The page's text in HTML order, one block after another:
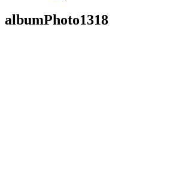
albumPhoto1318